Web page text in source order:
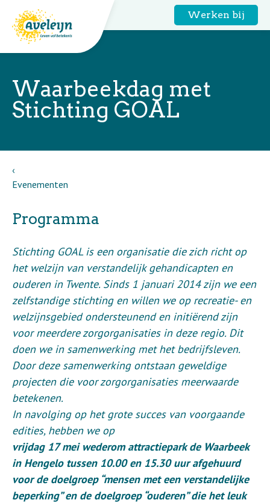
Werken bij
Waarbeekdag met
Stichting GOAL
Evenementen
Programma
Stichting GOAL is een organisatie die zich richt op
het welzijn van verstandelijk gehandicapten en
ouderen in Twente. Sinds 1 januari 2014 zijn we een
zelfstandige stichting en willen we op recreatie- en
welzijnsgebied ondersteunend en initiërend zijn
voor meerdere zorgorganisaties in deze regio. Dit
doen we in samenwerking met het bedrijfsleven.
Door deze samenwerking ontstaan geweldige
projecten die voor zorgorganisaties meerwaarde
betekenen.
In navolging op het grote succes van voorgaande
edities, hebben we op
vrijdag 17 meiwederom attractiepark de Waarbeek
in Hengelo tussen 10.00 en 15.30 uur afgehuurd
voor de doelgroep “mensen met een verstandelijke
beperking” en de doelgroep “ouderen” die het leuk